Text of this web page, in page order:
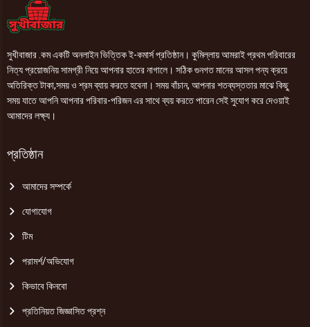
সুখীবাজার .কম একটি অনলাইন ভিত্তিক ই-কমার্স প্রতিষ্ঠান। কুমিল্লায় আমরাই প্রথম পরিবারের
নিত্য প্রয়োজনিয় সামগ্রী নিয়ে আপনার হাতের নাগালে। সঠিক গুনগত মানের আসল পন্য ক্রয়ে
অতিরিক্ত টাকা,সময় ও শ্রম ব্যায় করতে হবেনা। সময় বাঁচান, আপনার শতব্যস্ততার মাঝে কিছু
সময় যাতে আপনি আপনার পরিবার-পরিজন এর সাথে ব্যয় করতে পারেন সেই সুযোগ করে দেওয়াই
আমাদের লক্ষ্য।
প্রতিষ্ঠান
আমাদের সম্পর্কে
যোগাযোগ
টিম
পরামর্শ/অভিযোগ
কিভাবে কিনবো
প্রতিনিয়ত জিজ্ঞাসিত প্রশ্ন